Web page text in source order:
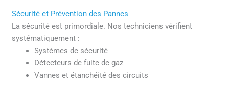
Sécurité et Prévention des Pannes
La sécurité est primordiale. Nos techniciens vérifient
systématiquement :
Systèmes de sécurité
Détecteurs de fuite de gaz
Vannes et étanchéité des circuits